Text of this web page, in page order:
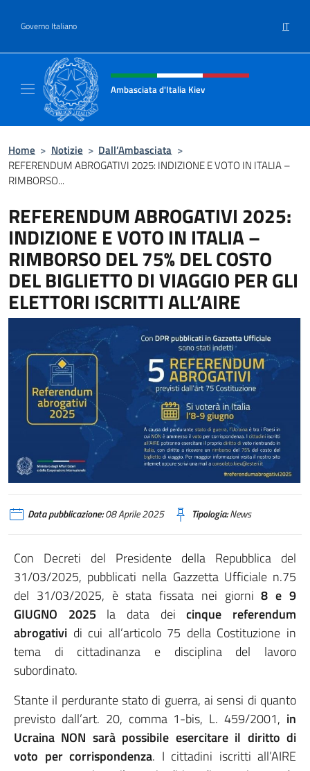
Governo Italiano IT
Intestazione sito, social e menù
Ambasciata d'Italia Kiev
Home > Notizie > Dall’Ambasciata >
REFERENDUM ABROGATIVI 2025: INDIZIONE E VOTO IN ITALIA –
RIMBORSO...
REFERENDUM ABROGATIVI 2025:
INDIZIONE E VOTO IN ITALIA –
RIMBORSO DEL 75% DEL COSTO
DEL BIGLIETTO DI VIAGGIO PER GLI
ELETTORI ISCRITTI ALL’AIRE
Data pubblicazione:08 Aprile 2025 Tipologia:News
Con Decreti del Presidente della Repubblica del
31/03/2025, pubblicati nella Gazzetta Ufficiale n.75
del 31/03/2025, è stata fissata nei giorni8 e 9
GIUGNO 2025 la data deicinque referendum
abrogativi di cui all’articolo 75 della Costituzione in
tema di cittadinanza e disciplina del lavoro
subordinato.
Stante il perdurante stato di guerra, ai sensi di quanto
previsto dall’art. 20, comma 1-bis, L. 459/2001, in
Ucraina NON sarà possibile esercitare il diritto di
voto per corrispondenza. I cittadini iscritti all’AIRE